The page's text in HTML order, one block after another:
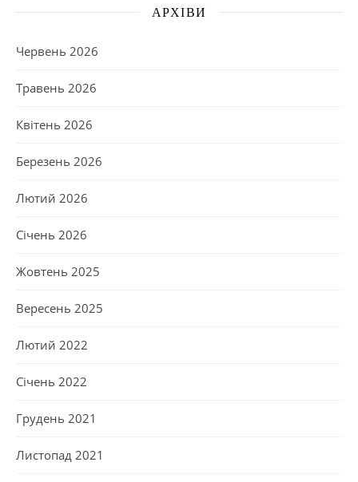
АРХІВИ
Червень 2026
Травень 2026
Квітень 2026
Березень 2026
Лютий 2026
Січень 2026
Жовтень 2025
Вересень 2025
Лютий 2022
Січень 2022
Грудень 2021
Листопад 2021